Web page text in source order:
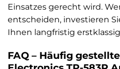
Einsatzes gerecht wird.
entscheiden, investieren
Ihnen langfristig
FAQ – Häufig